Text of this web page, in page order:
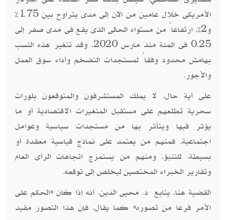
الأمريكى خلال عامين من الآن إلى مدى يتراوح بين 1.75%
و2%، ارتفاعاً من مستواه الحالى الذى يقع فى مدى صفر إلى
0.25 فى المئة منذ مارس 2020، وقد تتغير هذه النسب
بهامش محدود وفقاً لمستجدات التضخم وأداء سوق العمل
والأجور .
على أية حال، لا يملك المستشرفون والمتوقعون بلورات
سحرية تطلعهم على مستقبل المتغيرات الاقتصادية أو ما
يؤثر فيها ويتأثر بها من مستجدات سياسية وعوامل
اجتماعية، فمنهم من يعتمد على نماذج قياسية معقدة أو
بسيطة، للتنبؤ، ومنهم من يستمزج اتجاهات الرأى العام
وتقارير الخبراء المختصين ليخلص إلى توقعه.
القضية هنا، يتابع د. محيى الدين، أنه إذا كان «الحكم على
الأمر فرعا من تصوره» كما يقال، فإن هذا التصور مقيد